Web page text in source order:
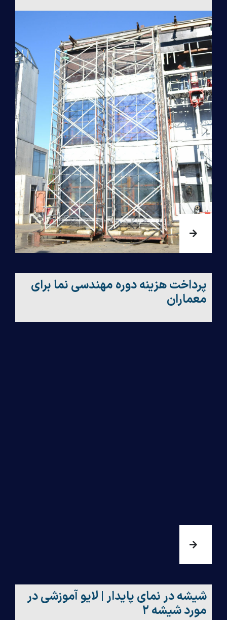
پرداخت هزینه دوره مهندسی نما برای
معماران
شیشه در نمای پایدار | لایو آموزشی در
مورد شیشه ۲